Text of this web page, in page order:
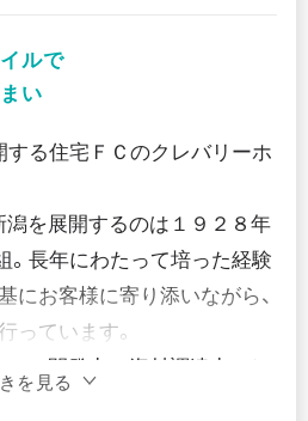
ルで
い
る住宅ＦＣのクレバリーホ
を展開するのは１９２８年
。長年にわたって培った経験
にお客様に寄り添いながら、
っています。
の開発力と資材調達力、そ
を見る